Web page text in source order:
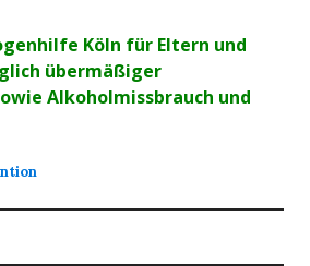
Köln für Eltern und
übermäßiger
Alkoholmissbrauch und